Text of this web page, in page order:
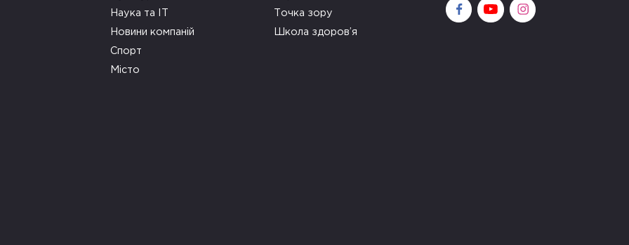
Наука та ІТ
Новини компаній
Спорт
Місто
Точка зору
Школа здоров’я